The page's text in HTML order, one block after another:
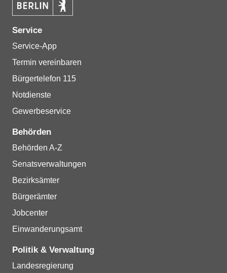
Service
Service-App
Termin vereinbaren
Bürgertelefon 115
Notdienste
Gewerbeservice
Behörden
Behörden A-Z
Senatsverwaltungen
Bezirksämter
Bürgerämter
Jobcenter
Einwanderungsamt
Politik & Verwaltung
Landesregierung